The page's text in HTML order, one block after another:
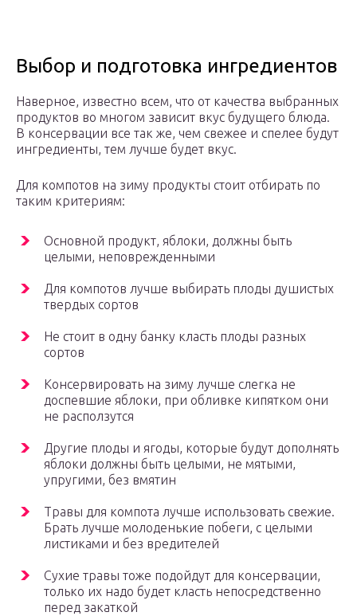
Выбор и подготовка ингредиентов
Наверное, известно всем, что от качества выбранных
продуктов во многом зависит вкус будущего блюда.
В консервации все так же, чем свежее и спелее будут
ингредиенты, тем лучше будет вкус.
Для компотов на зиму продукты стоит отбирать по
таким критериям:
Основной продукт, яблоки, должны быть
целыми, неповрежденными
Для компотов лучше выбирать плоды душистых
твердых сортов
Не стоит в одну банку класть плоды разных
сортов
Консервировать на зиму лучше слегка не
доспевшие яблоки, при обливке кипятком они
не расползутся
Другие плоды и ягоды, которые будут дополнять
яблоки должны быть целыми, не мятыми,
упругими, без вмятин
Травы для компота лучше использовать свежие.
Брать лучше молоденькие побеги, с целыми
листиками и без вредителей
Сухие травы тоже подойдут для консервации,
только их надо будет класть непосредственно
перед закаткой